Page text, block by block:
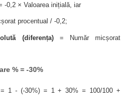
-0,2 × Valoarea inițială, iar
procentual / -0,2;
(diferența)= Număr micșorat
% = -30%
1 - (-30%) = 1 + 30% = 100/100 +